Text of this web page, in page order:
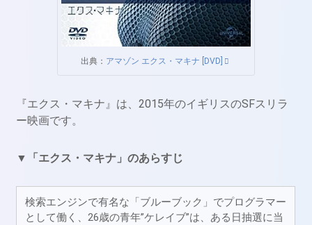
出典： アマゾン エクス・マキナ [DVD]
『エクス・マキナ』は、2015年のイギリスのSFスリラ
ー映画です。
▼「エクス・マキナ」のあらすじ
検索エンジンで有名な「ブルーブック」でプログラマー
として働く、26歳の青年”ケレイブ”は、ある日抽選に当